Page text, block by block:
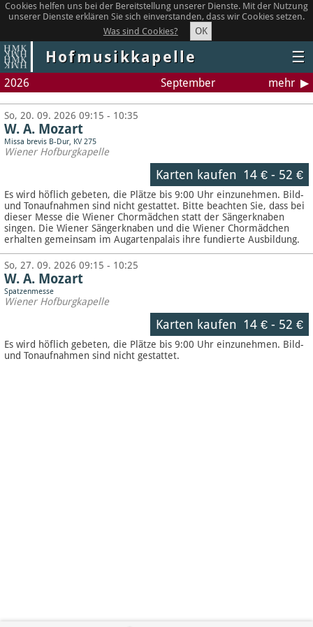
Cookies helfen uns bei der Bereitstellung unserer Dienste. Mit der Nutzung
unserer Dienste erklären Sie sich einverstanden, dass wir Cookies setzen.
Was sind Cookies?
OK
Hofmusikkapelle ☰
2026 September mehr
So, 20. 09. 2026 09:15 - 10:35
W. A. Mozart
Missa brevis B-Dur, KV 275
Wiener Hofburgkapelle
Karten kaufen 14 €- 52 €
Es wird höflich gebeten, die Plätze bis 9:00 Uhr einzunehmen. Bild-
und Tonaufnahmen sind nicht gestattet. Bitte beachten Sie, dass bei
dieser Messe die Wiener Chormädchen statt der Sängerknaben
singen. Die Wiener Sängerknaben und die Wiener Chormädchen
erhalten gemeinsam im Augartenpalais ihre fundierte Ausbildung.
So, 27. 09. 2026 09:15 - 10:25
W. A. Mozart
Spatzenmesse
Wiener Hofburgkapelle
Karten kaufen 14 €- 52 €
Es wird höflich gebeten, die Plätze bis 9:00 Uhr einzunehmen. Bild-
und Tonaufnahmen sind nicht gestattet.